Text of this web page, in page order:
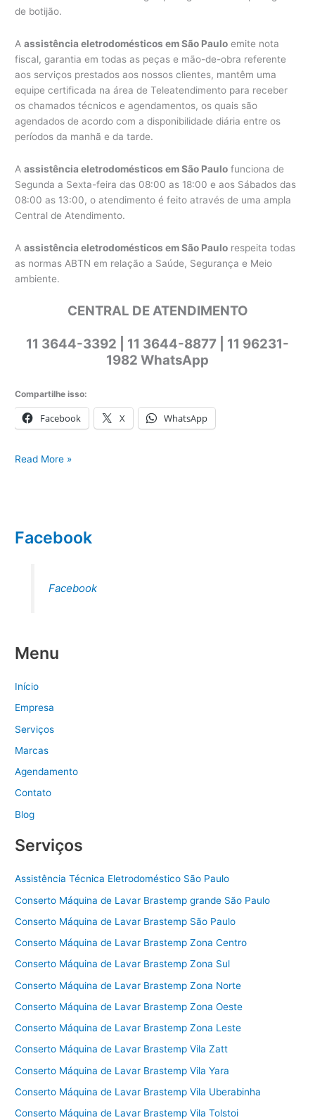
de botijão.
Aassistência eletrodomésticos em São Paulo emite nota
fiscal, garantia em todas as peças e mão-de-obra referente
aos serviços prestados aos nossos clientes, mantêm uma
equipe certificada na área de Teleatendimento para receber
os chamados técnicos e agendamentos, os quais são
agendados de acordo com a disponibilidade diária entre os
períodos da manhã e da tarde.
Aassistência eletrodomésticos em São Paulo funciona de
Segunda a Sexta-feira das 08:00 as 18:00 e aos Sábados das
08:00 as 13:00, o atendimento é feito através de uma ampla
Central de Atendimento.
Aassistência eletrodomésticos em São Paulo respeita todas
as normas ABTN em relação a Saúde, Segurança e Meio
ambiente.
CENTRAL DE ATENDIMENTO
11 3644-3392 | 11 3644-8877 | 11 96231-
1982 WhatsApp
Compartilhe isso:
Facebook X WhatsApp
Assistência
Read More »
Facebook
Facebook
Menu
Início
Empresa
Serviços
Marcas
Agendamento
Contato
Blog
Serviços
Assistência Técnica Eletrodoméstico São Paulo
Conserto Máquina de Lavar Brastemp grande São Paulo
Conserto Máquina de Lavar Brastemp São Paulo
Conserto Máquina de Lavar Brastemp Zona Centro
Conserto Máquina de Lavar Brastemp Zona Sul
Conserto Máquina de Lavar Brastemp Zona Norte
Conserto Máquina de Lavar Brastemp Zona Oeste
Conserto Máquina de Lavar Brastemp Zona Leste
Conserto Máquina de Lavar Brastemp Vila Zatt
Conserto Máquina de Lavar Brastemp Vila Yara
Conserto Máquina de Lavar Brastemp Vila Uberabinha
Conserto Máquina de Lavar Brastemp Vila Tolstoi